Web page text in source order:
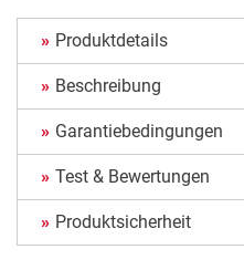
Produktdetails
Beschreibung
Garantiebedingungen
Test & Bewertungen
Produktsicherheit